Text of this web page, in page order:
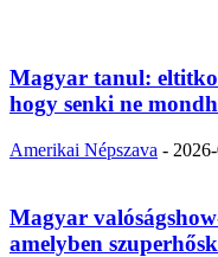
Magyar tanul:
hogy senki ne
Amerikai Népszava -
Magyar
amelyben